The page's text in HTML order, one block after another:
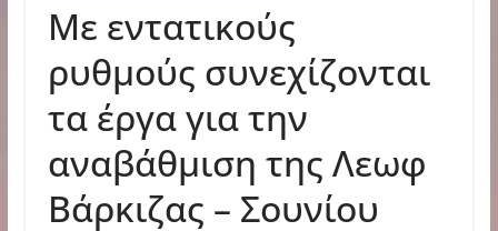
Με εντατικούς
ρυθμούς συνεχίζονται
τα έργα για την
αναβάθμιση της Λεωφ
Βάρκιζας – Σουνίου